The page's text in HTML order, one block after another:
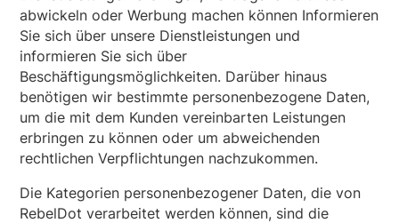
abwickeln oder Werbung machen können Informieren
Sie sich über unsere Dienstleistungen und
informieren Sie sich über
Beschäftigungsmöglichkeiten. Darüber hinaus
benötigen wir bestimmte personenbezogene Daten,
um die mit dem Kunden vereinbarten Leistungen
erbringen zu können oder um abweichenden
rechtlichen Verpflichtungen nachzukommen.
Die Kategorien personenbezogener Daten, die von
RebelDot verarbeitet werden können, sind die